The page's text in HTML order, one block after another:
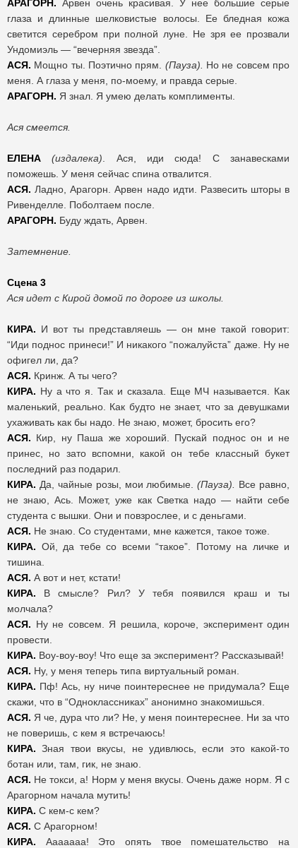
АРАГОРН. Арвен очень красивая. У нее большие серые
глаза и длинные шелковистые волосы. Ее бледная кожа
светится серебром при полной луне. Не зря ее прозвали
Ундомиэль — “вечерняя звезда”.
АСЯ. Мощно ты. Поэтично прям. (Пауза).
Но не совсем про
меня. А глаза у меня, по-моему, и правда серые.
АРАГОРН. Я знал. Я умею делать комплименты.
Ася смеется.
ЕЛЕНА (издалека) . Ася, иди сюда! С занавесками
поможешь. У меня сейчас спина отвалится.
АСЯ. Ладно, Арагорн. Арвен надо идти. Развесить шторы в
Ривенделле. Поболтаем после.
АРАГОРН. Буду ждать, Арвен.
Затемнение.
Сцена 3
Ася идет с Кирой домой по дороге из школы.
КИРА. И вот ты представляешь — он мне такой говорит:
“Иди поднос принеси!” И никакого “пожалуйста” даже. Ну не
офигел ли, да?
АСЯ. Кринж. А ты чего?
КИРА. Ну а что я. Так и сказала. Еще МЧ называется. Как
маленький, реально. Как будто не знает, что за девушками
ухаживать как бы надо. Не знаю, может, бросить его?
АСЯ. Кир, ну Паша же хороший. Пускай поднос он и не
принес, но зато вспомни, какой он тебе классный букет
последний раз подарил.
КИРА. Да, чайные розы, мои любимые.(Пауза).
Все равно,
не знаю, Ась. Может, уже как Светка надо — найти себе
студента с вышки. Они и повзрослее, и с деньгами.
АСЯ. Не знаю. Со студентами, мне кажется, такое тоже.
КИРА. Ой, да тебе со всеми “такое”. Потому на личке и
тишина.
АСЯ. А вот и нет, кстати!
КИРА. В смысле? Рил? У тебя появился краш и ты
молчала?
АСЯ. Ну не совсем. Я решила, короче, эксперимент один
провести.
КИРА. Воу-воу-воу! Что еще за эксперимент? Рассказывай!
АСЯ. Ну, у меня теперь типа виртуальный роман.
КИРА. Пф! Ась, ну ниче поинтереснее не придумала? Еще
скажи, что в “Одноклассниках” анонимно знакомишься.
АСЯ. Я че, дура что ли? Не, у меня поинтереснее. Ни за что
не поверишь, с кем я встречаюсь!
КИРА. Зная твои вкусы, не удивлюсь, если это какой-то
ботан или, там, гик, не знаю.
АСЯ. Не токси, а! Норм у меня вкусы. Очень даже норм. Я с
Арагорном начала мутить!
КИРА. С кем-с кем?
АСЯ. С Арагорном!
КИРА. Ааааааа! Это опять твое помешательство на